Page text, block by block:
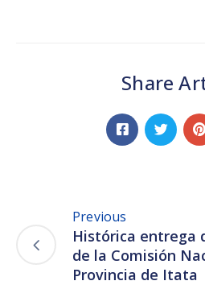
Share
Previous
Histórica entrega
de la Comisión
Provincia de Itata